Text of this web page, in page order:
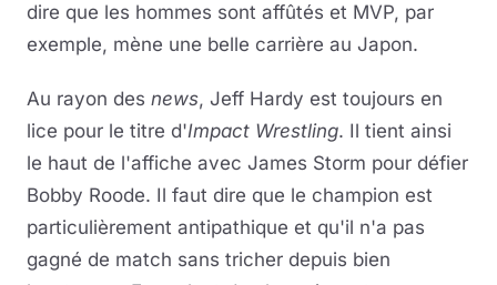
dire que les hommes sont affûtés et MVP, par
exemple, mène une belle carrière au Japon.
Au rayon des news, Jeff Hardy est toujours en
lice pour le titre d'Impact Wrestling. Il tient ainsi
le haut de l'affiche avec James Storm pour défier
Bobby Roode. Il faut dire que le champion est
particulièrement antipathique et qu'il n'a pas
gagné de match sans tricher depuis bien